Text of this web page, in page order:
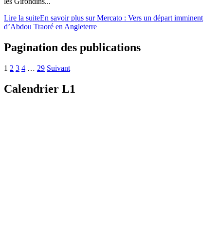
Lire la suiteEn savoir plus sur Mercato : Vers un départ imminent
d’Abdou Traoré en Angleterre
Pagination des publications
1 2 3 4 … 29 Suivant
Calendrier L1